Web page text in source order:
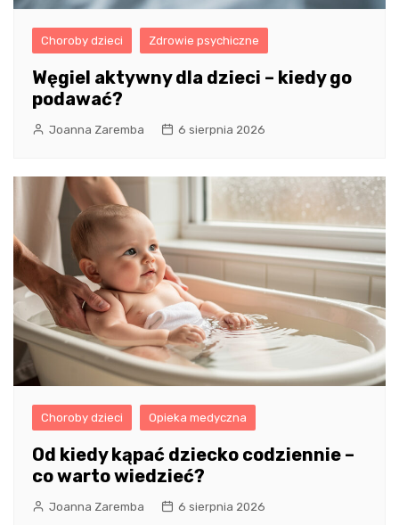
Choroby dzieci Zdrowie psychiczne
Węgiel aktywny dla dzieci – kiedy go
podawać?
Joanna Zaremba 6 sierpnia 2026
Choroby dzieci Opieka medyczna
Od kiedy kąpać dziecko codziennie –
co warto wiedzieć?
Joanna Zaremba 6 sierpnia 2026